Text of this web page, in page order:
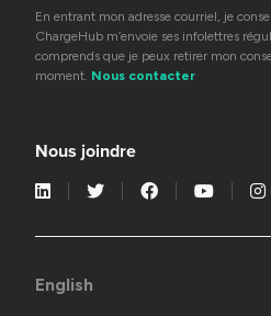
En entrant mon adresse courriel, je
ChargeHub m’envoie ses infolettres
comprends que je peux retirer mon
moment. Nous contacter
Nous joindre
English